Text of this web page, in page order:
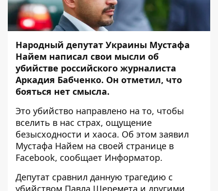
Народный депутат Украины Мустафа
Найем написал свои мысли об
убийстве российского журналиста
Аркадия Бабченко. Он отметил, что
бояться нет смысла.
Это убийство направлено на то, чтобы
вселить в нас страх, ощущение
безысходности и хаоса. Об этом заявил
Мустафа Найем на своей странице в
Facebook, сообщает Информатор.
Депутат сравнил данную трагедию с
убийством Павла Шеремета и другими